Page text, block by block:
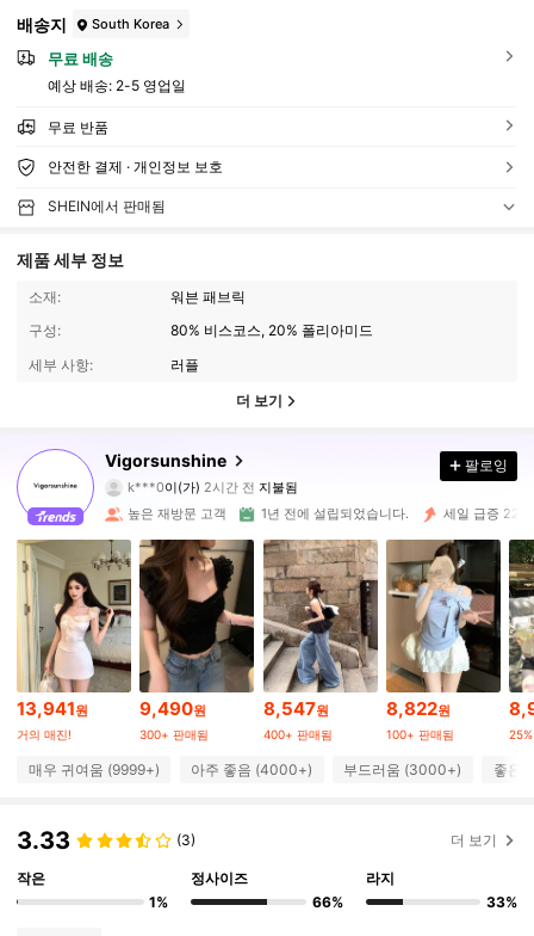
배송지 South Korea
무료 배송
예상 배송: 2-5 영업일
무료 반품
안전한 결제 · 개인정보 보호
SHEIN에서 판매됨
제품 세부 정보
소재:
워븐 패브릭
구성:
80% 비스코스, 20% 폴리아미드
세부 사항:
러플
더 보기
Vigorsunshine
24K 팔로워
k***0이(가)2시간 전
k***.다음10분 전에
24K 팔로워
4.85 24K 팔로워
4.85 24K 팔로워
4.85 24K 팔로워
팔로잉
높은 재방문 고객 1년 전에 설립되었습니다. 세일 급증 22%
13,941원
거의 매진!
9,490원
300+ 판매됨
8,547원
400+ 판매됨
8,822원
100+ 판매됨
매우 귀여움 (9999+) 아주 좋음 (4000+) 부드러움 (3000+) 좋은
3.33 (3) 더 보기
작은
1%
정사이즈
66%
라지
33%